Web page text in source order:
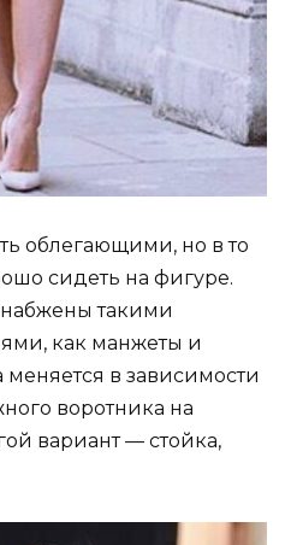
облегающими, но в то
сидеть на фигуре.
такими
как манжеты и
в зависимости
воротника на
вариант — стойка,